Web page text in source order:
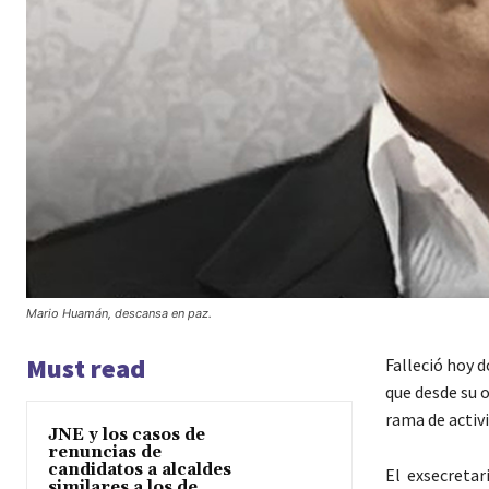
Mario Huamán, descansa en paz.
Must read
JNE y los casos de
renuncias de
candidatos a alcaldes
Falleció hoy
que desde su
rama de
El